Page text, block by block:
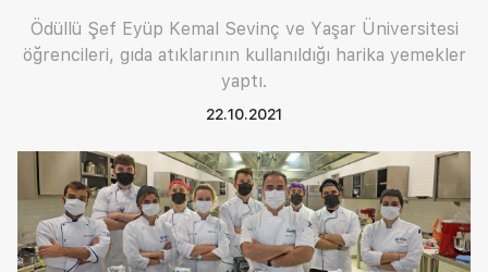
Ödüllü Şef Eyüp Kemal Sevinç ve Yaşar Üniversitesi
öğrencileri, gıda atıklarının kullanıldığı harika yemekler
yaptı.
22.10.2021